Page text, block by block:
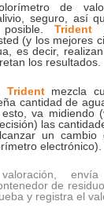
de
seguro, así
posible.Trident
(y los mejores
es decir,
los resultados.
Tridentmezcla
cantidad de
va midiendo
las
un cambio
electrónico).
de
y registra el